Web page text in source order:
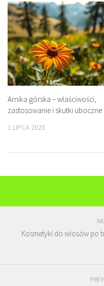
Arnika górska – właściwości,
zastosowanie i skutki uboczne
1 LIPCA 2025
Kosmetyki do włosów po